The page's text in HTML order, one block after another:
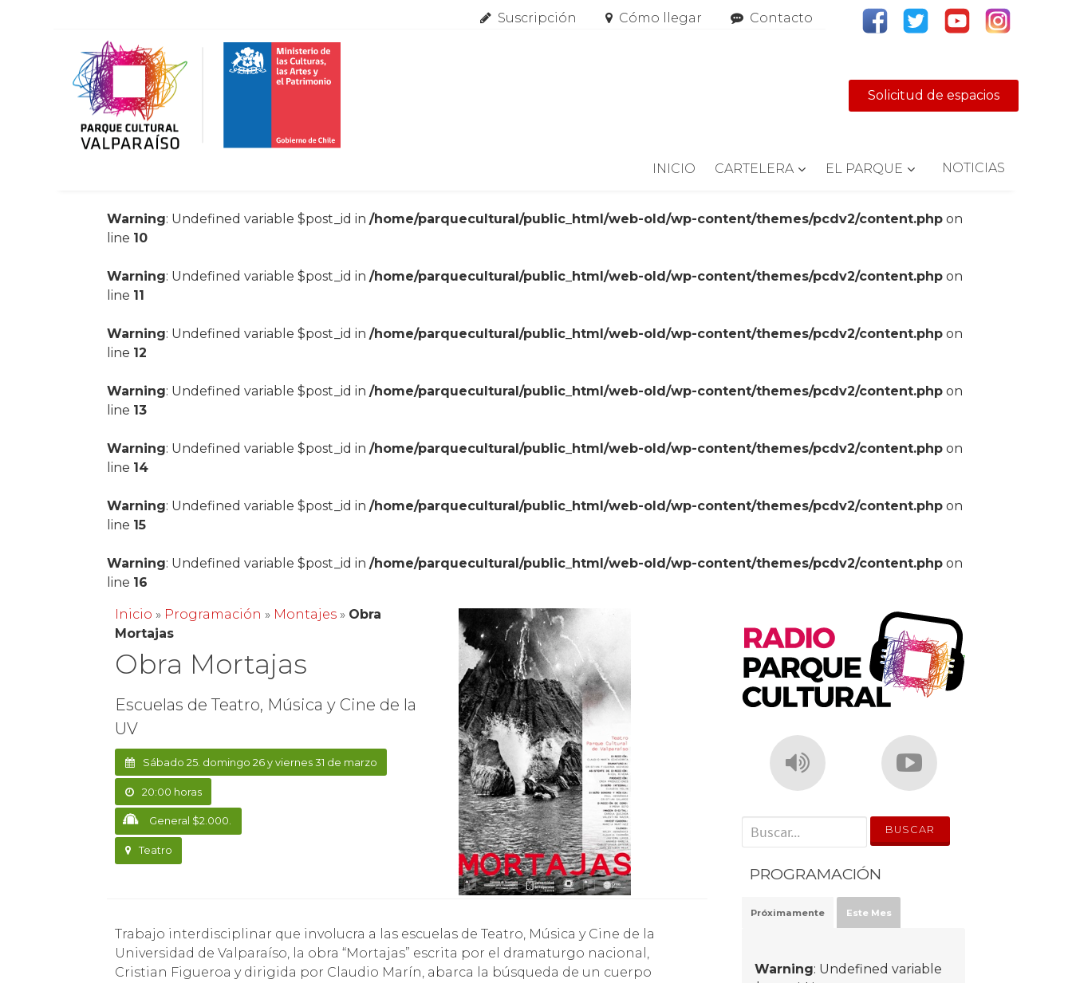
Suscripción Cómo llegar Contacto
Solicitud de espacios
INICIO CARTELERA EL PARQUE NOTICIAS
Warning: Undefined variable $post_id in/home/parquecultural/public_html/web-old/wp-content/themes/pcdv2/content.php on
line 10
Warning: Undefined variable $post_id in/home/parquecultural/public_html/web-old/wp-content/themes/pcdv2/content.php on
line 11
Warning: Undefined variable $post_id in/home/parquecultural/public_html/web-old/wp-content/themes/pcdv2/content.php on
line 12
Warning: Undefined variable $post_id in/home/parquecultural/public_html/web-old/wp-content/themes/pcdv2/content.php on
line 13
Warning: Undefined variable $post_id in/home/parquecultural/public_html/web-old/wp-content/themes/pcdv2/content.php on
line 14
Warning: Undefined variable $post_id in/home/parquecultural/public_html/web-old/wp-content/themes/pcdv2/content.php on
line 15
Warning: Undefined variable $post_id in/home/parquecultural/public_html/web-old/wp-content/themes/pcdv2/content.php on
line 16
Inicio » Programación » Montajes » Obra
Mortajas
Obra Mortajas
Escuelas de Teatro, Música y Cine de la
UV
Sábado 25. domingo 26 y viernes 31 de marzo
20:00 horas
General $2.000.
Teatro
Trabajo interdisciplinar que involucra a las escuelas de Teatro, Música y Cine de la
Universidad de Valparaíso, la obra “Mortajas” escrita por el dramaturgo nacional,
Cristian Figueroa y dirigida por Claudio Marín, abarca la búsqueda de un cuerpo
' . __('Search for:') . '
PROGRAMACIÓN
Próximamente Este Mes
Warning: Undefined variable